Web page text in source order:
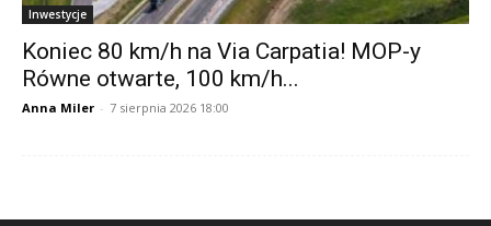
Inwestycje
Koniec 80 km/h na Via Carpatia! MOP-y
Równe otwarte, 100 km/h...
Anna Miler - 7 sierpnia 2026 18:00